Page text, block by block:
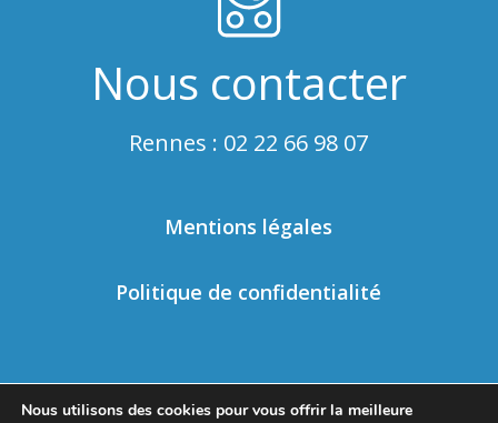
Nous contacter
Rennes : 02 22 66 98 07
Mentions légales
Politique de confidentialité
Nous utilisons des cookies pour vous offrir la meilleure